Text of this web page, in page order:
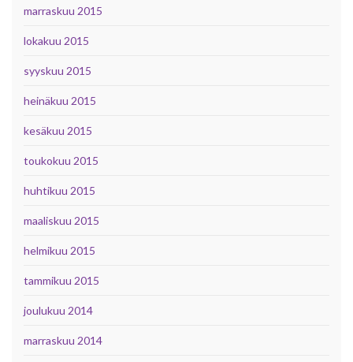
marraskuu 2015
lokakuu 2015
syyskuu 2015
heinäkuu 2015
kesäkuu 2015
toukokuu 2015
huhtikuu 2015
maaliskuu 2015
helmikuu 2015
tammikuu 2015
joulukuu 2014
marraskuu 2014